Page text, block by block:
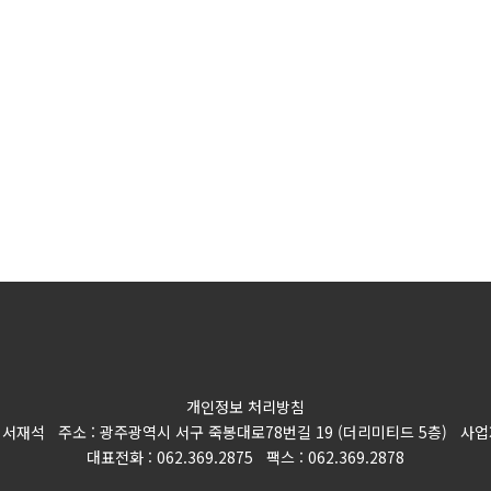
개인정보 처리방침
재석 주소 : 광주광역시 서구 죽봉대로78번길 19 (더리미티드 5층) 사
대표전화 : 062.369.2875 팩스 : 062.369.2878